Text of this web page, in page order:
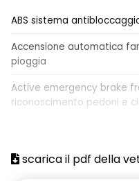
ABS sistema
Accensione automatica
pioggia
Active emergency brake
riconoscimento pedoni e
Airbag laterali a tendina
scarica il pdf della